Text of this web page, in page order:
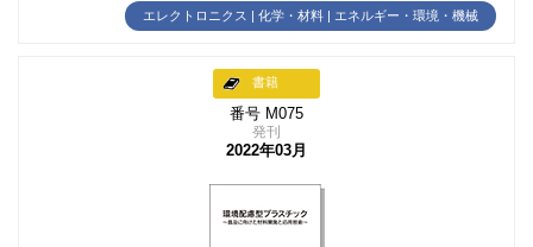
エレクトロニクス | 化学・材料 | エネルギー・環境・機械
書籍
番号 M075
発刊
2022年03月